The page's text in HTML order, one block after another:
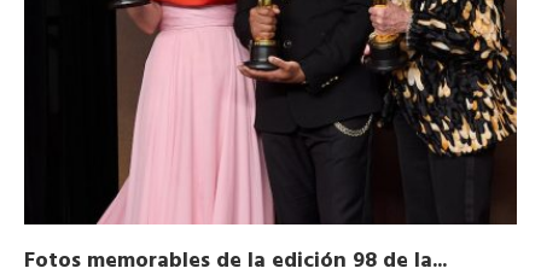
Fotos memorables de la edición 98 de la...